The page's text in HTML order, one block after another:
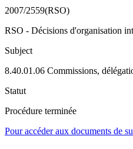
2007/2559(RSO)
RSO - Décisions d'organisation
Subject
8.40.01.06 Commissions,
Statut
Procédure terminée
Pour accéder aux documents de